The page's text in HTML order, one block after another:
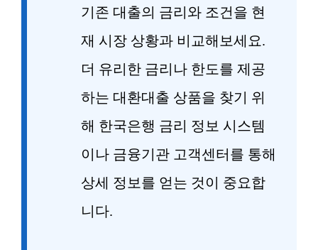
기존 대출의 금리와 조건을 현
재 시장 상황과 비교해보세요.
더 유리한 금리나 한도를 제공
하는 대환대출 상품을 찾기 위
해 한국은행 금리 정보 시스템
이나 금융기관 고객센터를 통해
상세 정보를 얻는 것이 중요합
니다.